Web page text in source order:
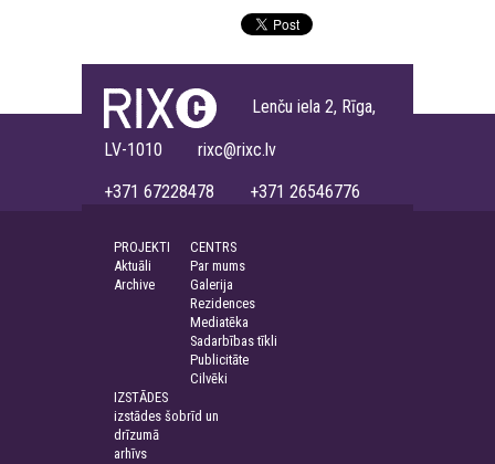
Lenču iela 2, Rīga,
LV-1010 rixc@rixc.lv
+371 67228478 +371 26546776
PROJEKTI
Aktuāli
Archive
CENTRS
Par mums
Galerija
Rezidences
Mediatēka
Sadarbības tīkli
Publicitāte
Cilvēki
IZSTĀDES
izstādes šobrīd un
drīzumā
arhīvs